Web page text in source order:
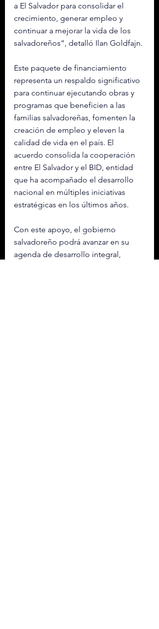
a El Salvador para consolidar el
crecimiento, generar empleo y
continuar a mejorar la vida de los
salvadoreños”, detalló Ilan Goldfajn.
Este paquete de financiamiento
representa un respaldo significativo
para continuar ejecutando obras y
programas que beneficien a las
familias salvadoreñas, fomenten la
creación de empleo y eleven la
calidad de vida en el país. El
acuerdo consolida la cooperación
entre El Salvador y el BID, entidad
que ha acompañado el desarrollo
nacional en múltiples iniciativas
estratégicas en los últimos años.
Con este apoyo, el gobierno
salvadoreño podrá avanzar en su
agenda de desarrollo integral,